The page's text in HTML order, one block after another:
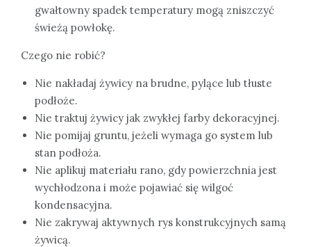
gwałtowny spadek temperatury mogą zniszczyć
świeżą powłokę.
Czego nie robić?
Nie nakładaj żywicy na brudne, pylące lub tłuste
podłoże.
Nie traktuj żywicy jak zwykłej farby dekoracyjnej.
Nie pomijaj gruntu, jeżeli wymaga go system lub
stan podłoża.
Nie aplikuj materiału rano, gdy powierzchnia jest
wychłodzona i może pojawiać się wilgoć
kondensacyjna.
Nie zakrywaj aktywnych rys konstrukcyjnych samą
żywicą.